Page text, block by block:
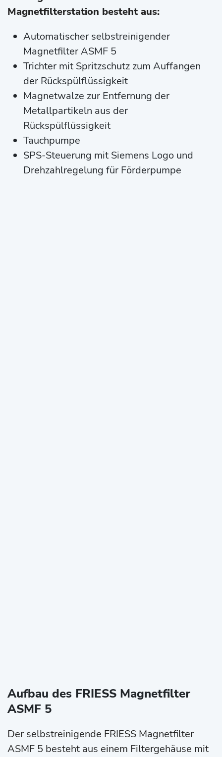
Magnetfilterstation besteht aus:
Automatischer selbstreinigender
Magnetfilter ASMF 5
Trichter mit Spritzschutz zum Auffangen
der Rückspülflüssigkeit
Magnetwalze zur Entfernung der
Metallpartikeln aus der
Rückspülflüssigkeit
Tauchpumpe
SPS-Steuerung mit Siemens Logo und
Drehzahlregelung für Förderpumpe
Aufbau des FRIESS Magnetfilter
ASMF 5
Der selbstreinigende FRIESS Magnetfilter
ASMF 5 besteht aus einem Filtergehäuse mit